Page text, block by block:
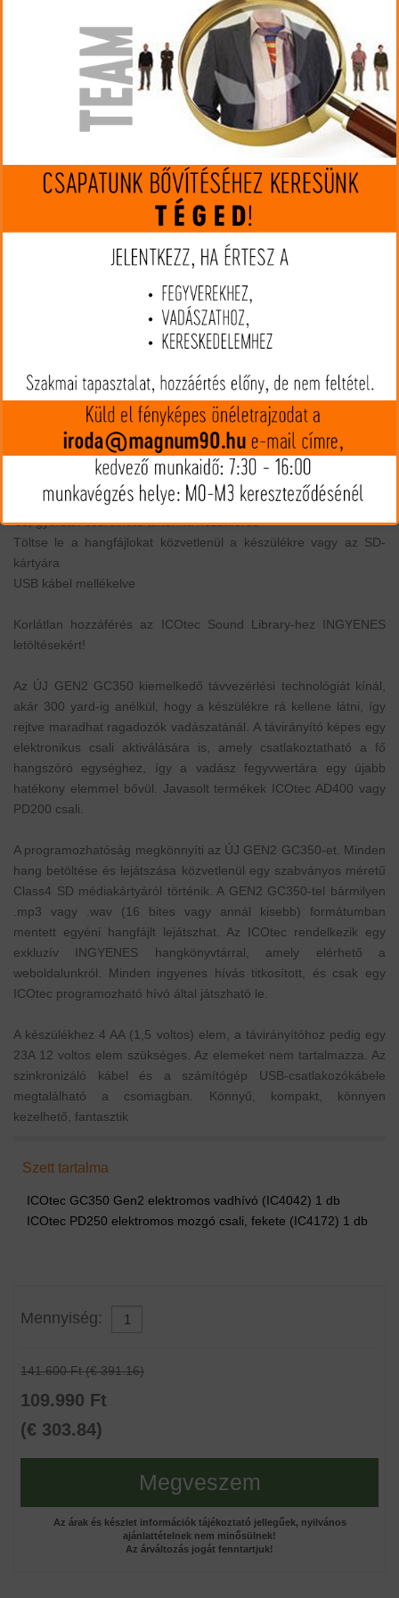
ICOtec
IC4042+IC4172
MIP kártya jóváírás: Kártyát igényelek
Icotec GC350 elektromos vadhívó
24 professzionális minőségű hang
Az egység aktiválásához nincs szükség rálátásra
ÚJ BE/KI háttérvilágítású gombok éjszakai vadászathoz
Elképesztő akkumulátor-élettartam
A csali aktiválása/deaktiválása távirányítóról
Külső hangszóró csatlakoztatható, hangerő növeléséhez
Bármilyen .mp3 vagy .wav (16 bites vagy kevesebb) fájl lejátszása
Class 4 SD kártyákat használ, normál méretű
A távirányítóhoz A23-as elem szükséges, nem tartozék
ÚJ, gyorsan cserélhető antenna hozzáférés
Töltse le a hangfájlokat közvetlenül a készülékre vagy az SD-
kártyára
USB kábel mellékelve
Korlátlan hozzáférés az ICOtec Sound Library-hez INGYENES
letöltésekért!
Az ÚJ GEN2 GC350 kiemelkedő távvezérlési technológiát kínál,
akár 300 yard-ig anélkül, hogy a készülékre rá kellene látni, így
rejtve maradhat ragadozók vadászatánál. A távirányító képes egy
elektronikus csali aktiválására is, amely csatlakoztatható a fő
hangszóró egységhez, így a vadász fegyvwertára egy újabb
hatékony elemmel bővül. Javasolt termékek ICOtec AD400 vagy
PD200 csali.
A programozhatóság megkönnyíti az ÚJ GEN2 GC350-et. Minden
hang betöltése és lejátszása közvetlenül egy szabványos méretű
Class4 SD médiakártyáról történik. A GEN2 GC350-tel bármilyen
.mp3 vagy .wav (16 bites vagy annál kisebb) formátumban
mentett egyéni hangfájlt lejátszhat. Az ICOtec rendelkezik egy
exkluzív INGYENES hangkönyvtárral, amely elérhető a
weboldalunkról. Minden ingyenes hívás titkosított, és csak egy
ICOtec programozható hívó által játszható le.
A készülékhez 4 AA (1,5 voltos) elem, a távirányítóhoz pedig egy
23A 12 voltos elem szükséges. Az elemeket nem tartalmazza. Az
szinkronizáló kábel és a számítógép USB-csatlakozókábele
megtalálható a csomagban. Könnyű, kompakt, könnyen
kezelhető, fantasztik
Szett tartalma
ICOtec GC350 Gen2 elektromos vadhívó (IC4042) 1 db
ICOtec PD250 elektromos mozgó csali, fekete (IC4172) 1 db
Mennyiség:
141.600 Ft (€ 391.16)
109.990 Ft
(€ 303.84)
Megveszem
Az árak és készlet információk tájékoztató jellegűek, nyilvános
ajánlattételnek nem minősülnek!
Az árváltozás jogát fenntartjuk!